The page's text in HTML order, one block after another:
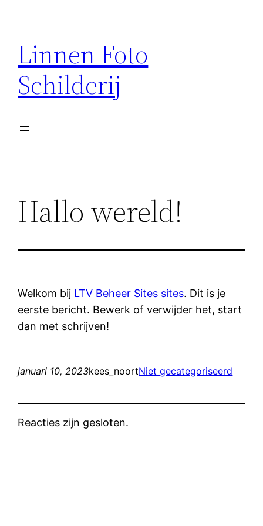
inhoud
Linnen Foto
Schilderij
Hallo wereld!
Welkom bij LTV Beheer Sites sites. Dit is je
eerste bericht. Bewerk of verwijder het, start
dan met schrijven!
januari 10, 2023kees_noortNiet gecategoriseerd
Reacties zijn gesloten.